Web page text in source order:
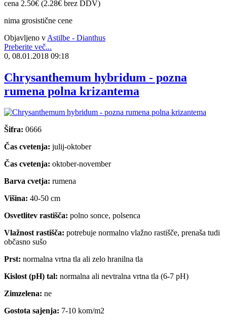
cena 2.50€ (2.28€ brez DDV)
nima grosistične cene
Objavljeno v Astilbe - Dianthus
Preberite več...
0, 08.01.2018 09:18
Chrysanthemum hybridum - pozna
rumena polna krizantema
Šifra: 0666
Čas cvetenja: julij-oktober
Čas cvetenja: oktober-november
Barva cvetja: rumena
Višina: 40-50 cm
Osvetlitev rastišča: polno sonce, polsenca
Vlažnost rastišča: potrebuje normalno vlažno rastišče, prenaša tudi
občasno sušo
Prst: normalna vrtna tla ali zelo hranilna tla
Kislost (pH) tal: normalna ali nevtralna vrtna tla (6-7 pH)
Zimzelena: ne
Gostota sajenja: 7-10 kom/m2